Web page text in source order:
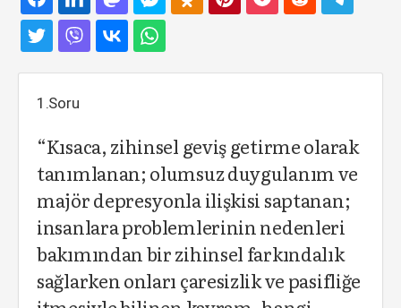
1.Soru
“Kısaca, zihinsel geviş getirme olarak
tanımlanan; olumsuz duygulanım ve
majör depresyonla ilişkisi saptanan;
insanlara problemlerinin nedenleri
bakımından bir zihinsel farkındalık
sağlarken onları çaresizlik ve pasifliğe